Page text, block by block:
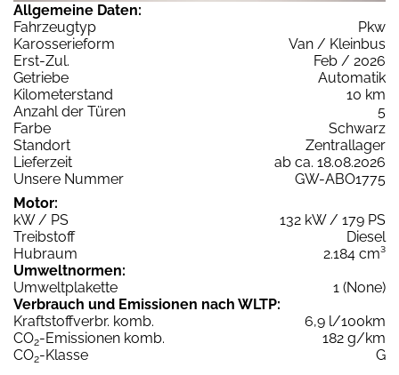
Allgemeine Daten:
Fahrzeugtyp
Pkw
Karosserieform
Van / Kleinbus
Erst-Zul.
Feb / 2026
Getriebe
Automatik
Kilometerstand
10 km
Anzahl der Türen
5
Farbe
Schwarz
Standort
Zentrallager
Lieferzeit
ab ca. 18.08.2026
Unsere Nummer
GW-ABO1775
Motor:
kW / PS
132 kW / 179 PS
Treibstoff
Diesel
Hubraum
2.184 cm³
Umweltnormen:
Umweltplakette
1 (None)
Verbrauch und Emissionen nach WLTP:
Kraftstoffverbr. komb.
6,9 l/100km
CO2-Emissionen komb.
182 g/km
CO2-Klasse
G